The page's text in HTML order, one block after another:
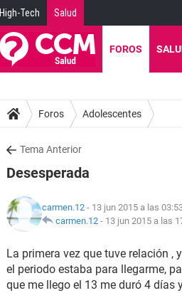
High-Tech Salud
FOROS
Foros Adolescentes
Tema Anterior
Desesperada
carmen.12 - 13 jun 2015 a las
carmen.12 - 13 jun 2015 a las
La primera vez que tuve relación ,
el periodo estaba para llegarme,
que me llego el 13 me duró 4 días